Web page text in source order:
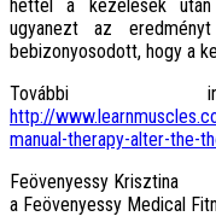
héttel a kezelések
ugyanezt az
bebizonyosodott, hogy a
További
http://
manual-therapy-alter-the-
Feövenyessy Krisztina
a Feövenyessy Medical